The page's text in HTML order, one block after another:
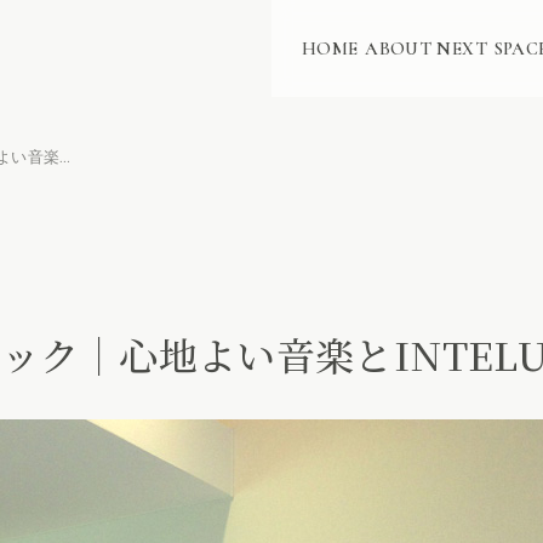
HOME ABOUT NEXT
刈谷なりたクリニック│心地よい音楽とINTELUX・Artcoustic
ック│心地よい音楽と